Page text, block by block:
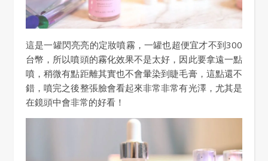
這是一罐閃亮亮的定妝噴霧，一罐也超便宜才不到300
台幣，所以噴頭的霧化效果不是太好，因此要拿遠一點
噴，稍微有點距離其實也不會暈染到睫毛膏，這點還不
錯，噴完之後整張臉會看起來非常非常有光澤，尤其是
在鏡頭中會非常的好看！